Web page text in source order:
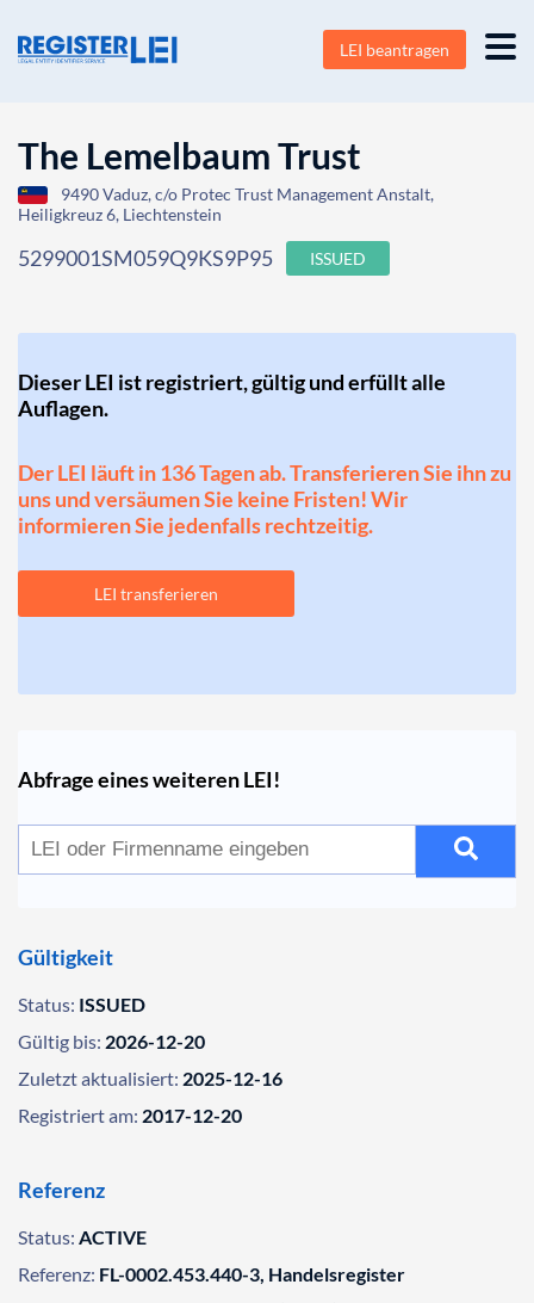
LEI beantragen
The Lemelbaum Trust
9490 Vaduz, c/o Protec Trust Management Anstalt,
Heiligkreuz 6, Liechtenstein
5299001SM059Q9KS9P95 ISSUED
Dieser LEI ist registriert, gültig und erfüllt alle
Auflagen.
Der LEI läuft in 136 Tagen ab. Transferieren Sie ihn zu
uns und versäumen Sie keine Fristen! Wir
informieren Sie jedenfalls rechtzeitig.
LEI transferieren
Abfrage eines weiteren LEI!
Gültigkeit
Status: ISSUED
Gültig bis: 2026-12-20
Zuletzt aktualisiert: 2025-12-16
Registriert am: 2017-12-20
Referenz
Status: ACTIVE
Referenz: FL-0002.453.440-3, Handelsregister